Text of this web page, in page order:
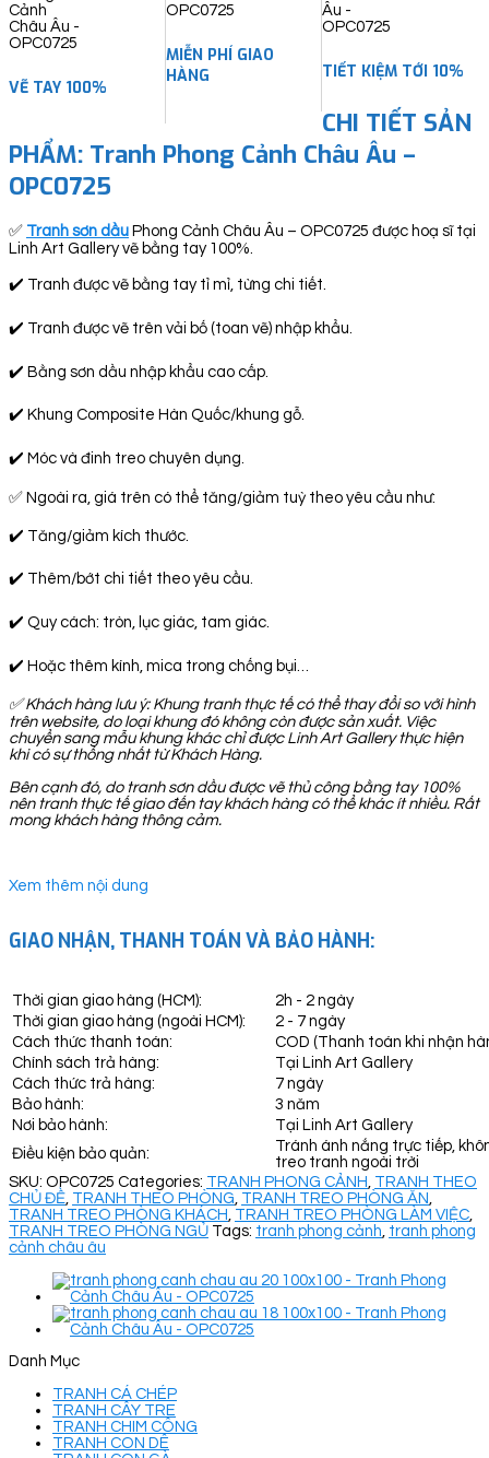
VẼ TAY 100%
MIỄN PHÍ GIAO
HÀNG
TIẾT KIỆM TỚI 10%
CHI TIẾT SẢN
PHẨM: Tranh Phong Cảnh Châu Âu –
OPC0725
✅ Tranh sơn dầu Phong Cảnh Châu Âu – OPC0725 được hoạ sĩ tại
Linh Art Gallery vẽ bằng tay 100%.
✔️ Tranh được vẽ bằng tay tỉ mỉ, từng chi tiết.
✔️ Tranh được vẽ trên vải bố (toan vẽ) nhập khẩu.
✔️ Bằng sơn dầu nhập khẩu cao cấp.
✔️ Khung Composite Hàn Quốc/khung gỗ.
✔️ Móc và đinh treo chuyên dụng.
✅ Ngoài ra, giá trên có thể tăng/giảm tuỳ theo yêu cầu như:
✔️ Tăng/giảm kích thước.
✔️ Thêm/bớt chi tiết theo yêu cầu.
✔️ Quy cách: tròn, lục giác, tam giác.
✔️ Hoặc thêm kính, mica trong chống bụi…
✅Khách hàng lưu ý: Khung tranh thực tế có thể thay đổi so với hình
trên website, do loại khung đó không còn được sản xuất. Việc
chuyển sang mẫu khung khác chỉ được Linh Art Gallery thực hiện
khi có sự thống nhất từ Khách Hàng.
Bên cạnh đó, do tranh sơn dầu được vẽ thủ công bằng tay 100%
nên tranh thực tế giao đến tay khách hàng có thể khác ít nhiều. Rất
mong khách hàng thông cảm.
Xem thêm nội dung
GIAO NHẬN, THANH TOÁN VÀ BẢO HÀNH:
Thời gian giao hàng (HCM):
2h - 2 ngày
Thời gian giao hàng (ngoài HCM):
2 - 7 ngày
Cách thức thanh toán:
COD (Thanh toán khi nhận
Chính sách trả hàng:
Tại Linh Art Gallery
Cách thức trả hàng:
7 ngày
Bảo hành:
3 năm
Nơi bảo hành:
Tại Linh Art Gallery
Điều kiện bảo quản:
Tránh ánh nắng trực tiếp,
treo tranh ngoài trời
SKU: OPC0725 Categories: TRANH PHONG CẢNH, TRANH THEO
CHỦ ĐỀ, TRANH THEO PHÒNG, TRANH TREO PHÒNG ĂN,
TRANH TREO PHÒNG KHÁCH, TRANH TREO PHÒNG LÀM VIỆC,
TRANH TREO PHÒNG NGỦ Tags: tranh phong cảnh, tranh phong
cảnh châu âu
Danh Mục
TRANH CÁ CHÉP
TRANH CÂY TRE
TRANH CHIM CÔNG
TRANH CON DÊ